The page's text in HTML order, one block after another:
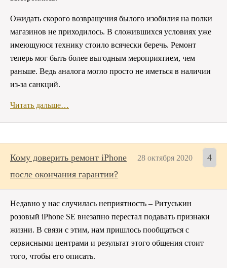
Ожидать скорого возвращения былого изобилия на полки
магазинов не приходилось. В сложившихся условиях уже
имеющуюся технику стоило всячески беречь. Ремонт
теперь мог быть более выгодным мероприятием, чем
раньше. Ведь аналога могло просто не иметься в наличии
из-за санкций.
Читать дальше…
28 октября 2020 4
Кому доверить ремонт iPhone
после окончания гарантии?
Недавно у нас случилась неприятность – Ритуськин
розовый iPhone SE внезапно перестал подавать признаки
жизни. В связи с этим, нам пришлось пообщаться с
сервисными центрами и результат этого общения стоит
того, чтобы его описать.